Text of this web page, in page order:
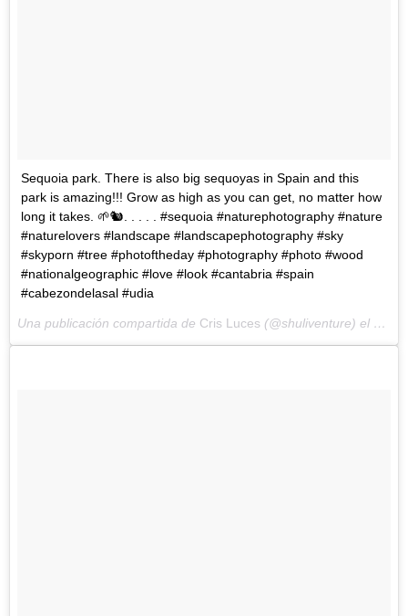
Sequoia park. There is also big sequoyas in Spain and this
park is amazing!!! Grow as high as you can get, no matter how
long it takes. 🌱🐿️. . . . . #sequoia #naturephotography #nature
#naturelovers #landscape #landscapephotography #sky
#skyporn #tree #photoftheday #photography #photo #wood
#nationalgeographic #love #look #cantabria #spain
#cabezondelasal #udia
Una publicación compartida de Cris Luces (@shuliventure) el 5